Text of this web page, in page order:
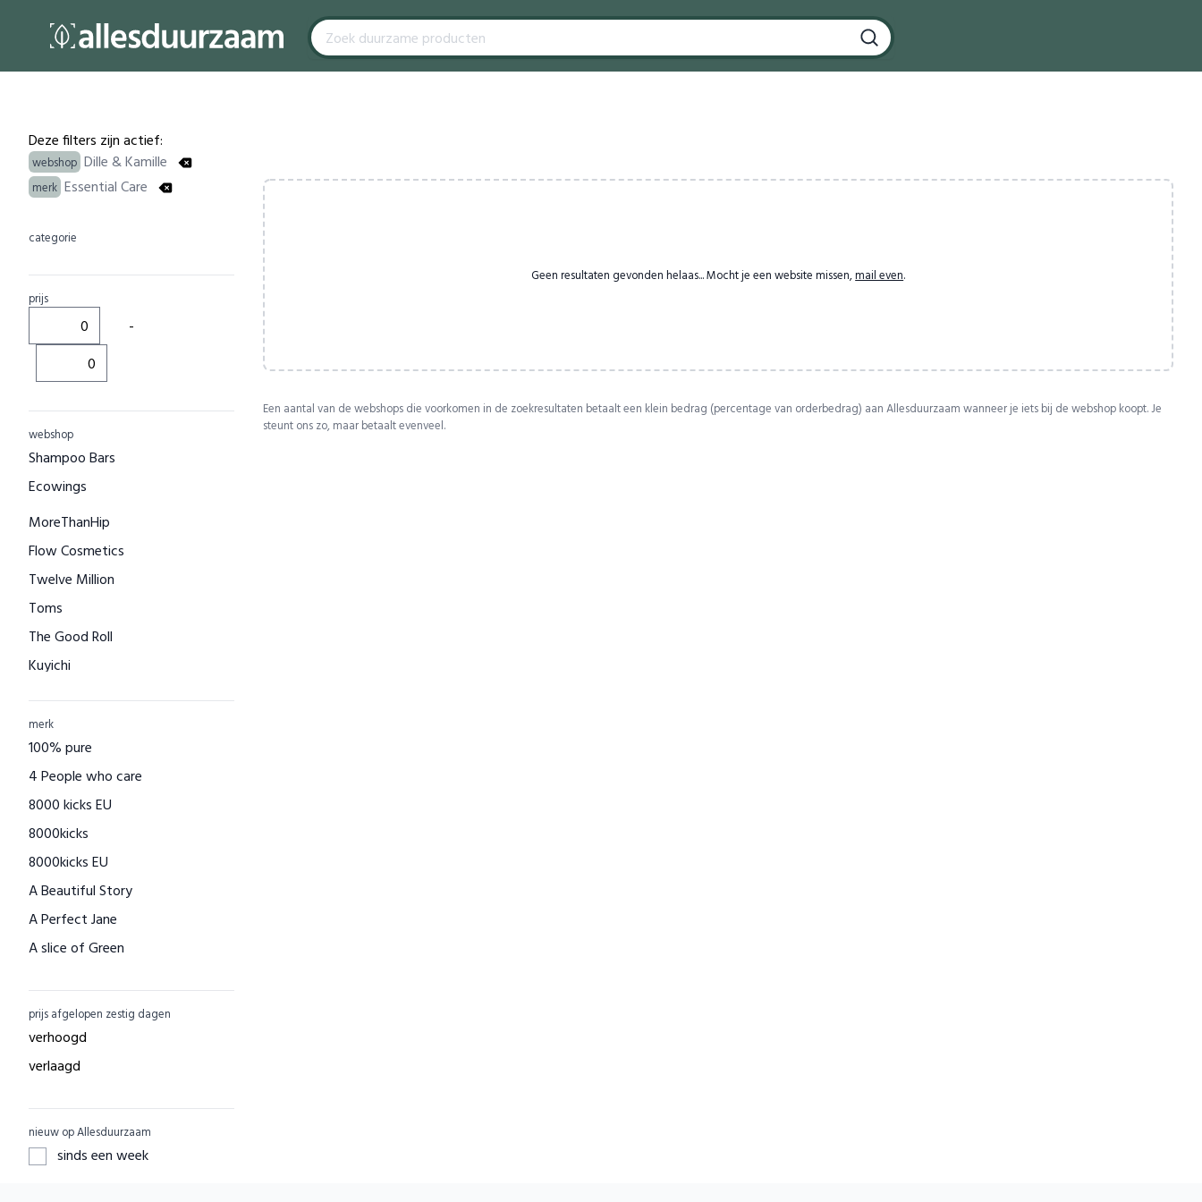
Filters
Deze filters zijn actief:
webshop Dille & Kamille
merk Essential Care
categorie
prijs
-
webshop
Shampoo Bars
Ecowings
MoreThanHip
Flow Cosmetics
Twelve Million
Toms
The Good Roll
Kuyichi
Bamigo
CAYBOO
Green Jump
Houtenspeelgoed-shop.nl
Menstruatiecups.nl
Natural Heroes
Waschbär
Big Green Smile
Little Indians
GreenPicnic
Nature's Gift
Dille & Kamille
ZO Schoon
Yarrah
merk
100% pure
4 People who care
8000 kicks EU
8000kicks
8000kicks EU
A Beautiful Story
A Perfect Jane
A slice of Green
ACBC
ACE
ADUH
AGAZI
prijs afgelopen zestig dagen
verhoogd
verlaagd
nieuw op Allesduurzaam
sinds een week
Geen resultaten gevonden helaas... Mocht je een website missen,mail even.
Een aantal van de webshops die voorkomen in de zoekresultaten betaalt een klein bedrag (percentage van orderbedrag) aan Allesduurzaam wanneer je iets bij de webshop koopt. Je
steunt ons zo, maar betaalt evenveel.